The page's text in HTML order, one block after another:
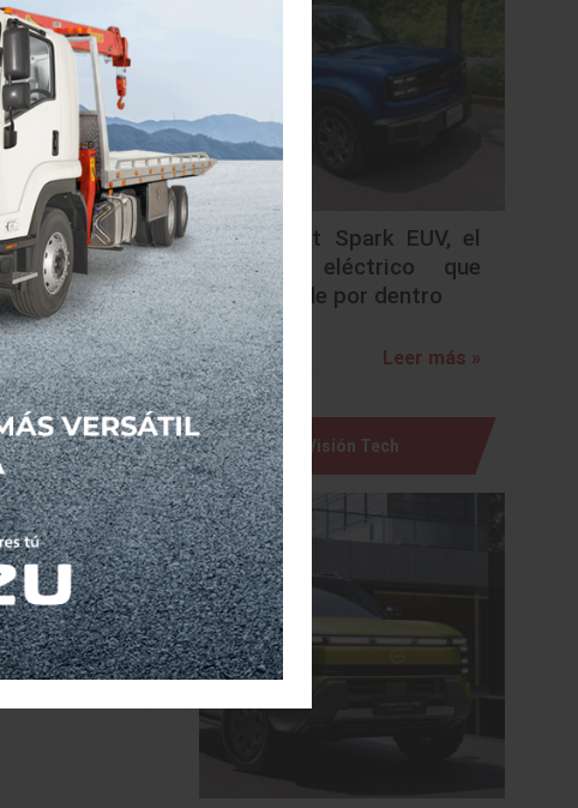
en primer
que en
que los 28
de
que tienen
producto
duda uno
en
trimestre
en
segmento
de
y
Chevrolet Spark EUV, el
urbano eléctrico que
sorprende por dentro
Leer más »
Visión Tech